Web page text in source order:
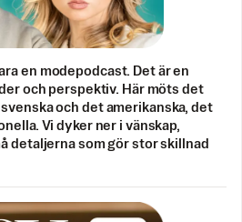
en modepodcast. Det är en
och perspektiv. Här möts det
och det amerikanska, det
Vi dyker ner i vänskap,
detaljerna som gör stor skillnad